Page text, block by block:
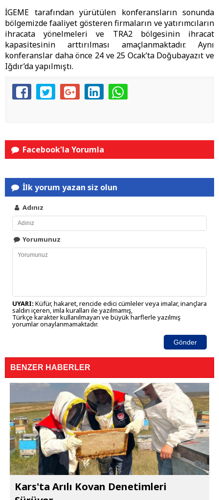
İGEME tarafından yürütülen konferansların sonunda
bölgemizde faaliyet gösteren firmaların ve yatırımcıların
ihracata yönelmeleri ve TRA2 bölgesinin ihracat
kapasitesinin arttırılması amaçlanmaktadır. Aynı
konferanslar daha önce 24 ve 25 Ocak’ta Doğubayazıt ve
Iğdır’da yapılmıştı.
Facebook'la Yorumla
İlk yorum yazan siz olun
Adınız
Yorumunuz
UYARI: Küfür, hakaret, rencide edici cümleler veya imalar, inançlara
saldırı içeren, imla kuralları ile yazılmamış,
Türkçe karakter kullanılmayan ve büyük harflerle yazılmış
yorumlar onaylanmamaktadır.
Gönder
BENZER HABERLER
Kars'ta Arılı Kovan Denetimleri